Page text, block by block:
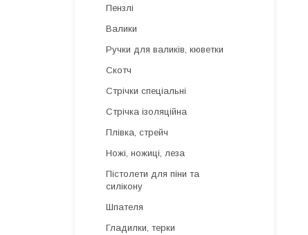
Пензлі
Валики
Ручки для валиків, кюветки
Скотч
Стрічки спеціальні
Стрічка ізоляційна
Плівка, стрейч
Ножі, ножиці, леза
Пістолети для піни та
силікону
Шпателя
Гладилки, терки